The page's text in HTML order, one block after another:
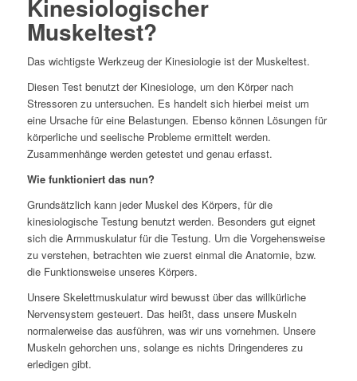
Kinesiologischer
Muskeltest?
Das wichtigste Werkzeug der Kinesiologie ist der Muskeltest.
Diesen Test benutzt der Kinesiologe, um den Körper nach
Stressoren zu untersuchen. Es handelt sich hierbei meist um
eine Ursache für eine Belastungen. Ebenso können Lösungen für
körperliche und seelische Probleme ermittelt werden.
Zusammenhänge werden getestet und genau erfasst.
Wie funktioniert das nun?
Grundsätzlich kann jeder Muskel des Körpers, für die
kinesiologische Testung benutzt werden. Besonders gut eignet
sich die Armmuskulatur für die Testung. Um die Vorgehensweise
zu verstehen, betrachten wie zuerst einmal die Anatomie, bzw.
die Funktionsweise unseres Körpers.
Unsere Skelettmuskulatur wird bewusst über das willkürliche
Nervensystem gesteuert. Das heißt, dass unsere Muskeln
normalerweise das ausführen, was wir uns vornehmen. Unsere
Muskeln gehorchen uns, solange es nichts Dringenderes zu
erledigen gibt.